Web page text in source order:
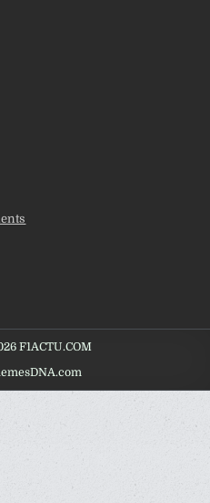
F1ACTU.COM